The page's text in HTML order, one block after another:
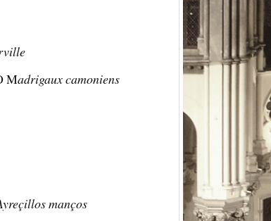
Madrigaux camoniens
manços